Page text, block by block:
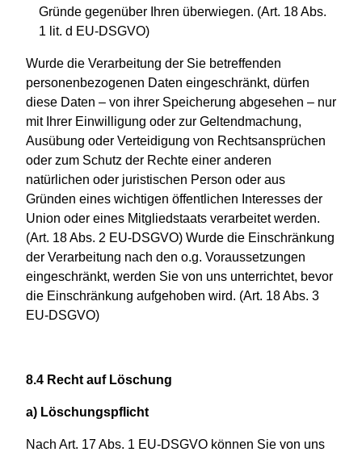
Gründe gegenüber Ihren überwiegen. (Art. 18 Abs.
1 lit. d EU-DSGVO)
Wurde die Verarbeitung der Sie betreffenden
personenbezogenen Daten eingeschränkt, dürfen
diese Daten – von ihrer Speicherung abgesehen – nur
mit Ihrer Einwilligung oder zur Geltendmachung,
Ausübung oder Verteidigung von Rechtsansprüchen
oder zum Schutz der Rechte einer anderen
natürlichen oder juristischen Person oder aus
Gründen eines wichtigen öffentlichen Interesses der
Union oder eines Mitgliedstaats verarbeitet werden.
(Art. 18 Abs. 2 EU-DSGVO) Wurde die Einschränkung
der Verarbeitung nach den o.g. Voraussetzungen
eingeschränkt, werden Sie von uns unterrichtet, bevor
die Einschränkung aufgehoben wird. (Art. 18 Abs. 3
EU-DSGVO)
8.4 Recht auf Löschung
a) Löschungspflicht
Nach Art. 17 Abs. 1 EU-DSGVO können Sie von uns